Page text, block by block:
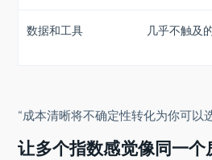
数据和工具 几乎不触及
“成本清晰将不确定性转化为你可以
让多个指数感觉像同一个